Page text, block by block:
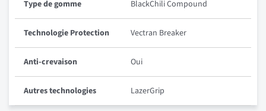
Type de gomme BlackChili Compound
Technologie Protection Vectran Breaker
Anti-crevaison Oui
Autres technologies LazerGrip